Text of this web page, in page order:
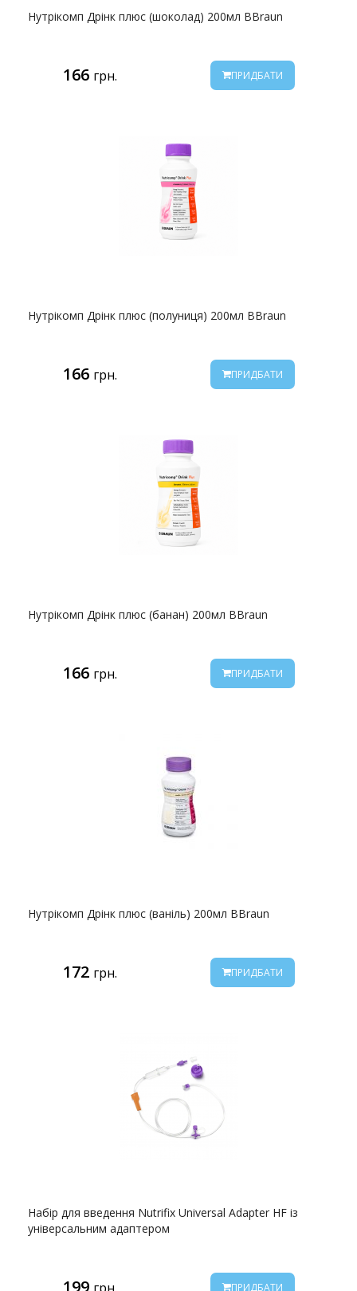
Нутрікомп Дрінк плюс (шоколад) 200мл BBraun
166 грн. ПРИДБАТИ
Нутрікомп Дрінк плюс (полуниця) 200мл BBraun
166 грн. ПРИДБАТИ
Нутрікомп Дрінк плюс (банан) 200мл BBraun
166 грн. ПРИДБАТИ
Нутрікомп Дрінк плюс (ваніль) 200мл BBraun
172 грн. ПРИДБАТИ
Набір для введення Nutrifix Universal Adapter HF із
універсальним адаптером
ПРИДБАТИ